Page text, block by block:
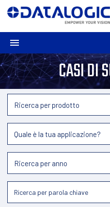
CASI DI
Ricerca per prodotto
Quale è la tua applicazione?
Ricerca per anno